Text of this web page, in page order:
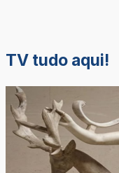
TV tudo aqui!